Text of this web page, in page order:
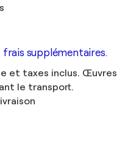
frais supplémentaires.
et taxes inclus. Œuvres
le transport.